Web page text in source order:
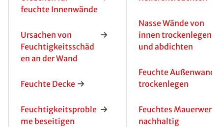
Probleme
feuchte Innenwände
Ursachen von
Feuchtigkeitsschäd
Lösungen
Kellerentfeuchten
innen trockenlegen
und abdichten